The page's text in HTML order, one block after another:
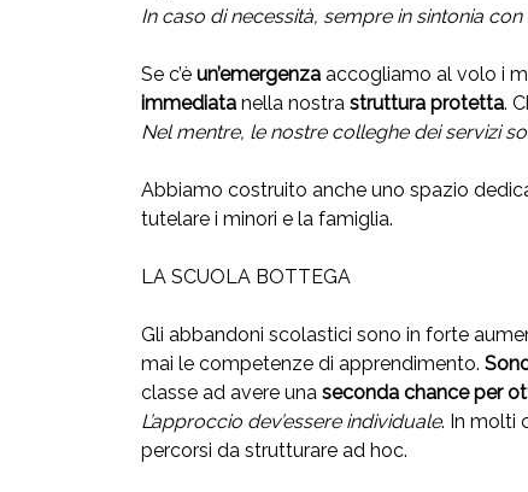
In caso di necessità, sempre in sintonia
Se c’è un’emergenza accogliamo al volo i
immediata nella nostra struttura protetta.
Nel mentre, le nostre colleghe dei servizi
Abbiamo costruito anche uno spazio
tutelare i minori e la famiglia.
LA SCUOLA BOTTEGA
Gli abbandoni scolastici sono in forte
mai le competenze di apprendimento.
classe ad avere una seconda chance per
L’approccio dev’essere individuale. In molti
percorsi da strutturare ad hoc.